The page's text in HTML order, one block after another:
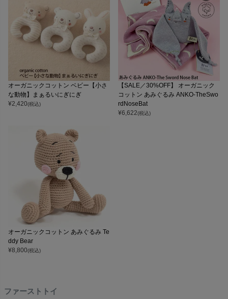
オーガニックコットン ベビー【小さ
な動物】まぁるいにぎにぎ
¥2,420(税込)
【SALE／30%OFF】 オーガニック
コットン あみぐるみ ANKO-TheSwo
rdNoseBat
¥6,622(税込)
オーガニックコットン あみぐるみ Te
ddy Bear
¥8,800(税込)
ファーストトイ